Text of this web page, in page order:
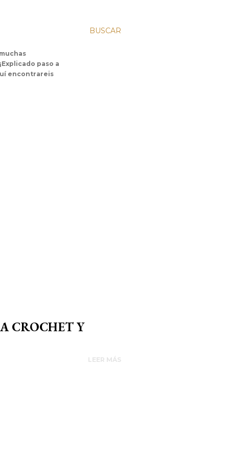
BUSCAR
paso a
encontrareis
CROCHET Y
LEER MÁS